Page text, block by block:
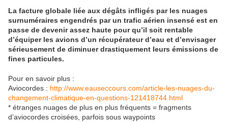
La facture globale liée aux dégâts infligés par les nuages
surnuméraires engendrés par un trafic aérien insensé est en
passe de devenir assez haute pour qu’il soit rentable
d’équiper les avions d’un récupérateur d’eau et d’envisager
sérieusement de diminuer drastiquement leurs émissions de
fines particules.
Pour en savoir plus :
Aviocordes : http://www.eauseccours.com/article-les-nuages-du-
changement-climatique-en-questions-121418744.html
* étranges nuages de plus en plus fréquents = fragments
d’aviocordes croisées, parfois sous waypoints